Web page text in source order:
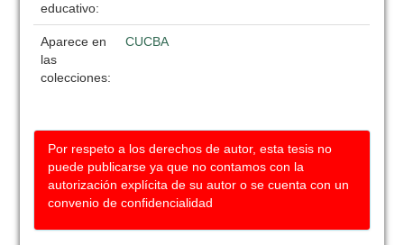
educativo:
Aparece en
las
colecciones:
CUCBA
Por respeto a los derechos de autor, esta tesis no
puede publicarse ya que no contamos con la
autorización explícita de su autor o se cuenta con un
convenio de confidencialidad